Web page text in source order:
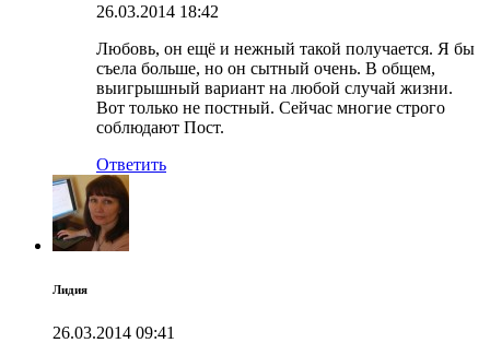
26.03.2014 18:42
Любовь, он ещё и нежный такой получается. Я бы
съела больше, но он сытный очень. В общем,
выигрышный вариант на любой случай жизни.
Вот только не постный. Сейчас многие строго
соблюдают Пост.
Ответить
Лидия
26.03.2014 09:41